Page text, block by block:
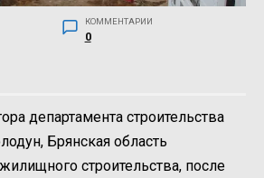
КОММЕНТАРИИ
0
департамента строительства
Брянская область
строительства, после